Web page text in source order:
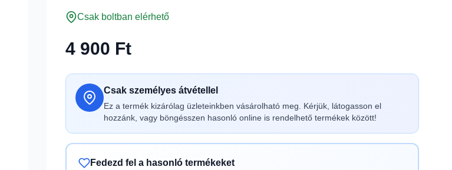
Csak boltban elérhető
4 900 Ft
Csak személyes átvétellel
Ez a termék kizárólag üzleteinkben vásárolható meg. Kérjük, látogasson el
hozzánk, vagy böngésszen hasonló online is rendelhető termékek között!
Fedezd fel a hasonló termékeket